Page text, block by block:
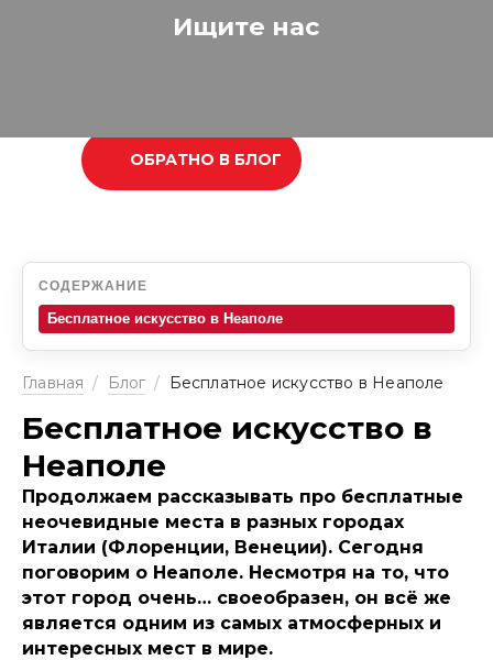
Ищите нас
ОБРАТНО В БЛОГ
СОДЕРЖАНИЕ
Бесплатное искусство в Неаполе
Главная / Блог / Бесплатное искусство в Неаполе
Бесплатное искусство в
Неаполе
Продолжаем рассказывать про бесплатные
неочевидные места в разных городах
Италии (Флоренции, Венеции). Сегодня
поговорим о Неаполе. Несмотря на то, что
этот город очень… своеобразен, он всё же
является одним из самых атмосферных и
интересных мест в мире.